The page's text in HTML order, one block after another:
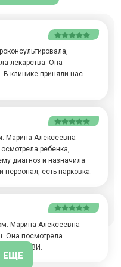
лекарства. Она
клинике приняли нас
Марина Алексеевна
ребенка,
диагноз и назначила
есть парковка.
Марина Алексеевна
Она посмотрела
ему УЗИ.
ЕЩЕ